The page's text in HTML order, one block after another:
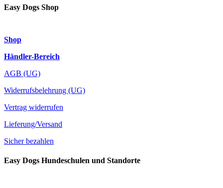
Easy Dogs Shop
Shop
Händler-Bereich
AGB (UG)
Widerrufsbelehrung (UG)
Vertrag widerrufen
Lieferung/Versand
Sicher bezahlen
Easy Dogs Hundeschulen und Standorte